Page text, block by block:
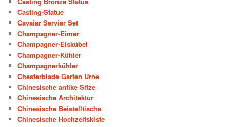
Casting-Statue
Cavaiar Servier Set
Champagner-Eimer
Champagner-Eiskübel
Champagner-Kühler
Champagnerkühler
Chesterblade Garten Urne
Chinesische antike Sitze
Chinesische Architektur
Chinesische Beistelltische
Chinesische Hochzeitskiste